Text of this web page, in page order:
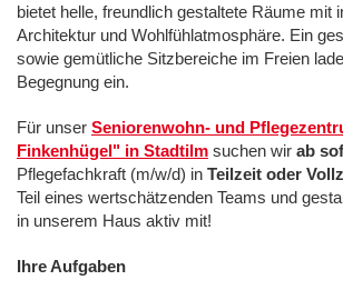
bietet helle, freundlich gestaltete Räume mit
Architektur und Wohlfühlatmosphäre. Ein
sowie gemütliche Sitzbereiche im Freien
Begegnung ein.
Für unser Seniorenwohn- und
Finkenhügel" in Stadtilm suchen wir ab
Pflegefachkraft (m/w/d) in Teilzeit oder
Teil eines wertschätzenden Teams und
in unserem Haus aktiv mit!
Ihre Aufgaben